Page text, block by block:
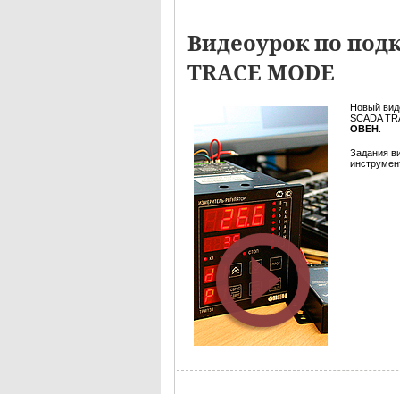
Видеоурок по
TRACE MODE
Новый
SCADA
ОВЕН
Задания